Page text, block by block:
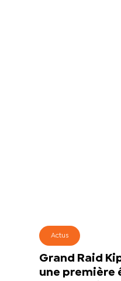
Actus
Grand Raid
une première